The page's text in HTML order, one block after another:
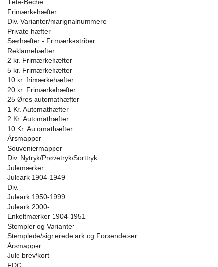
Tête-Bêche
Frimærkehæfter
Div. Varianter/marignalnummere
Private hæfter
Særhæfter - Frimærkestriber
Reklamehæfter
2 kr. Frimærkehæfter
5 kr. Frimærkehæfter
10 kr. frimærkehæfter
20 kr. Frimærkehæfter
25 Øres automathæfter
1 Kr. Automathæfter
2 Kr. Automathæfter
10 Kr. Automathæfter
Årsmapper
Souveniermapper
Div. Nytryk/Prøvetryk/Sorttryk
Julemærker
Juleark 1904-1949
Div.
Juleark 1950-1999
Juleark 2000-
Enkeltmærker 1904-1951
Stempler og Varianter
Stemplede/signerede ark og Forsendelser
Årsmapper
Jule brev/kort
FDC